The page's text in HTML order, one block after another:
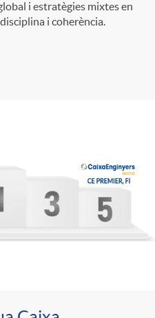
i estratègies mixtes en
i coherència.